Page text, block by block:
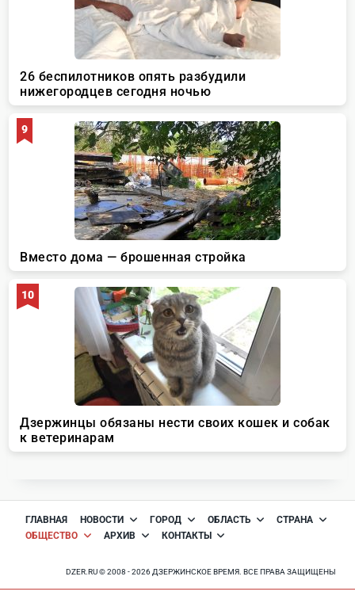
ГЛАВНАЯ НОВОСТИ ГОРОД ОБЛАСТЬ
СТРАНА
ОБЩЕСТВО
АРХИВ КОНТАКТЫ
DZER.RU © 2008 - 2026 ДЗЕРЖИНСКОЕ ВРЕМЯ. ВСЕ ПРАВА ЗАЩИЩЕНЫ